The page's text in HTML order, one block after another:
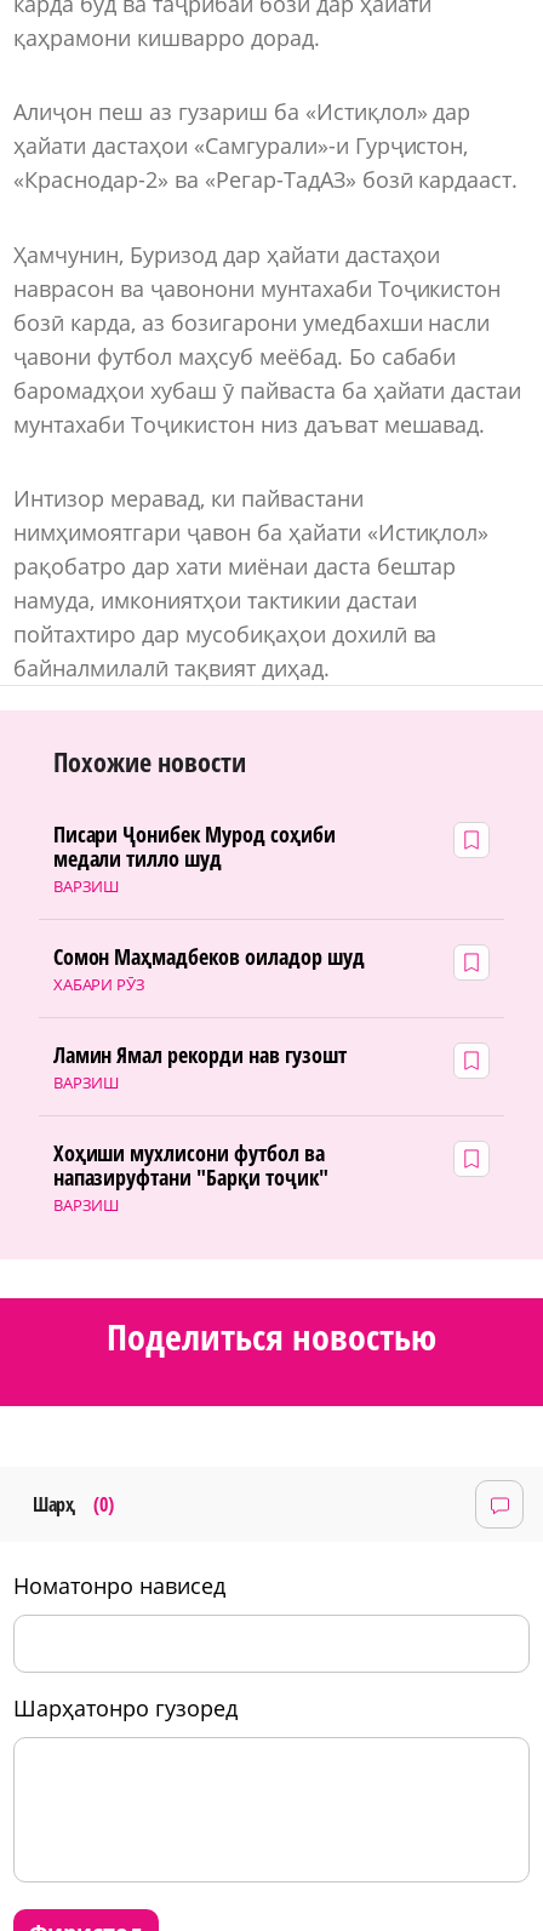
қаҳрамони кишварро дорад.
Алиҷон пеш аз гузариш ба «Истиқлол» дар
ҳайати дастаҳои «Самгурали»-и Гурҷистон,
«Краснодар-2» ва «Регар-ТадАЗ» бозӣ кардааст.
Ҳамчунин, Буризод дар ҳайати дастаҳои
наврасон ва ҷавонони мунтахаби Тоҷикистон
бозӣ карда, аз бозигарони умедбахши насли
ҷавони футбол маҳсуб меёбад. Бо сабаби
баромадҳои хубаш ӯ пайваста ба ҳайати дастаи
мунтахаби Тоҷикистон низ даъват мешавад.
Интизор меравад, ки пайвастани
нимҳимоятгари ҷавон ба ҳайати «Истиқлол»
рақобатро дар хати миёнаи даста бештар
намуда, имкониятҳои тактикии дастаи
пойтахтиро дар мусобиқаҳои дохилӣ ва
байналмилалӣ тақвият диҳад.
Похожие новости
ВАРЗИШ
Писари Ҷонибек Мурод соҳиби
медали тилло шуд
ХАБАРИ РӮЗ
Сомон Маҳмадбеков оиладор шуд
ВАРЗИШ
Ламин Ямал рекорди нав гузошт
ВАРЗИШ
Хоҳиши мухлисони футбол ва
напазируфтани "Барқи тоҷик"
Поделиться новостью
Шарҳ (0)
номатонро нависед
шарҳатонро гузоред